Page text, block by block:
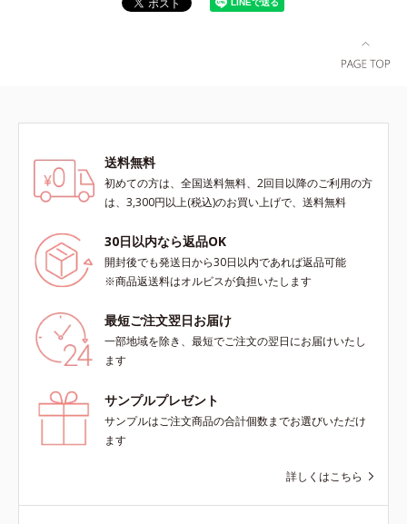
送料無料
初めての方は、全国送料無料、2回目以降のご利用の方
は、3,300円以上(税込)のお買い上げで、送料無料
30日以内なら返品OK
開封後でも発送日から30日以内であれば返品可能
※商品返送料はオルビスが負担いたします
最短ご注文翌日お届け
一部地域を除き、最短でご注文の翌日にお届けいたし
ます
サンプルプレゼント
サンプルはご注文商品の合計個数までお選びいただけ
ます
詳しくはこちら